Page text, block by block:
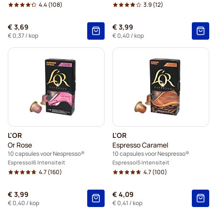
4.4(108)
€ 3,69
€ 0,37/ kop
3.9(12)
€ 3,99
€ 0,40 / kop
L'OR
Or Rose
10 capsules voor Nespresso®
Espresso 6 Intensiteit
4.7(160)
€ 3,99
€ 0,40 / kop
L'OR
Espresso Caramel
10 capsules voor Nespresso®
Espresso 5 Intensiteit
4.7(100)
€ 4,09
€ 0,41 / kop